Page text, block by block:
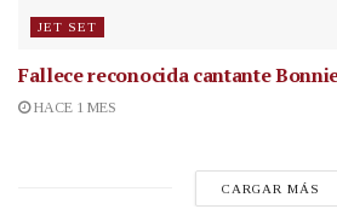
JET SET
Fallece reconocida cantante
HACE 1 MES
CARGAR MÁS